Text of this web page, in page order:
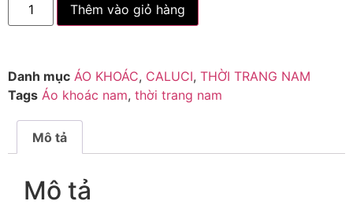
Thêm vào giỏ hàng
Danh mục ÁO KHOÁC, CALUCI, THỜI TRANG NAM
Tags Áo khoác nam, thời trang nam
Mô tả
Mô tả